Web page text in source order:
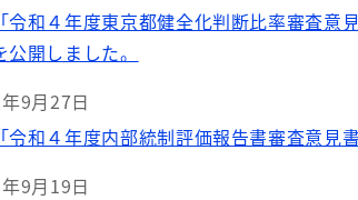
「令和４年度東京都健全化判断比率審査意
公開しました。
9月27日
「令和４年度内部統制評価報告書審査意見
9月19日